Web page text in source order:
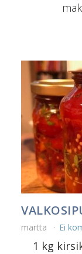
martta Ei
1 kg